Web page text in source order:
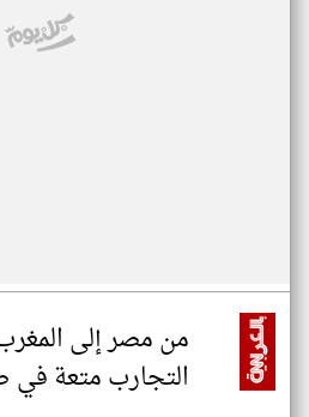
من مصر إلى
التجارب متعة في